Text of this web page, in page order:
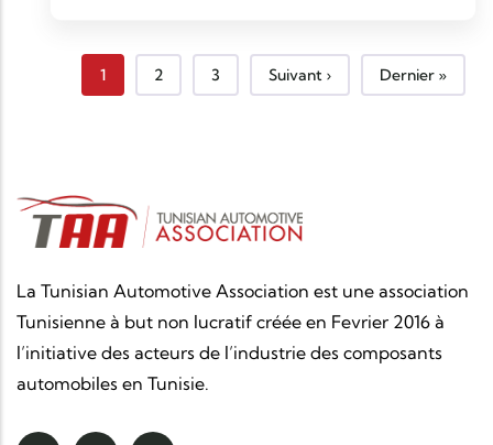
Page courante
1 Page
2 Page
3 Page suivante
Suivant › Dernière page
Dernier »
La Tunisian Automotive Association est une association
Tunisienne à but non lucratif créée en Fevrier 2016 à
l’initiative des acteurs de l’industrie des composants
automobiles en Tunisie.